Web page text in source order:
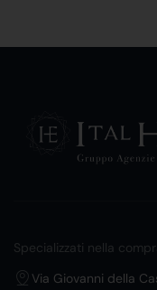
Specializzati nella
Via Giovanni della